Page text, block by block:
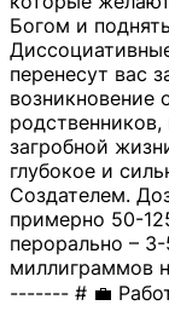
Богом и
перенесут вас
возникновение
загробной
глубокое и
Создателем.
примерно 50-
перорально –
------- # 💼